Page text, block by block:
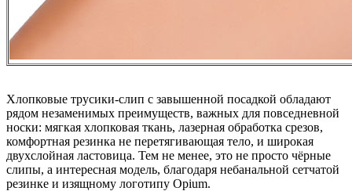
Хлопковые трусики-слип с завышенной посадкой обладают
рядом незаменимых преимуществ, важных для повседневной
носки: мягкая хлопковая ткань, лазерная обработка срезов,
комфортная резинка не перетягивающая тело, и широкая
двухслойная ластовица. Тем не менее, это не просто чёрные
слипы, а интересная модель, благодаря небанальной сетчатой
резинке и изящному логотипу Opium.